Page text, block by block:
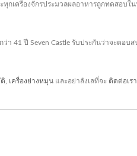
กเครื่องจักรประมวลผลอาหารถูกทดสอบใ
41 ปี Seven Castle รับประกันว่าจะตอบ
เครื่องย่างหมุน และอย่าลังเลที่จะ ติดต่อเรา